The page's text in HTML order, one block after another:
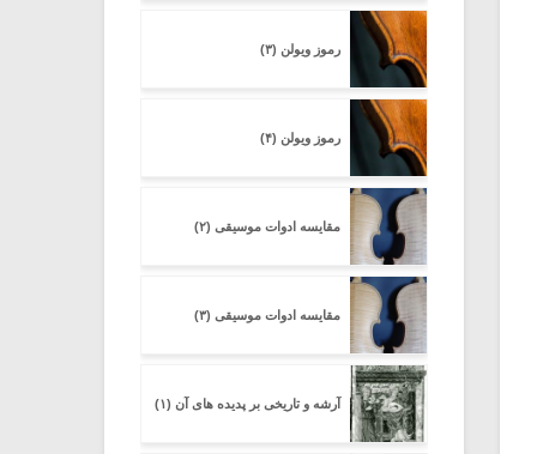
رموز ویولن (۳)
رموز ویولن (۴)
مقایسه ادوات موسیقی (۲)
مقایسه ادوات موسیقی (۳)
آرشه و تاریخی بر پدیده های آن (۱)